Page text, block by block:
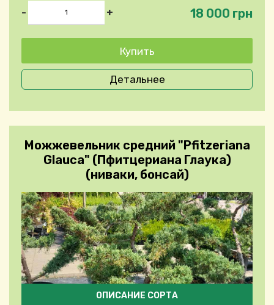
-
+ 18 000 грн
Детальнее
Можжевельник средний "Pfitzeriana
Glauca" (Пфитцериана Глаука)
(ниваки, бонсай)
ОПИСАНИЕ СОРТА